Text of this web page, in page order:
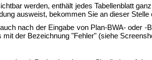
werden, enthält jedes Tabellenblatt
ausweist, bekommen Sie an dieser
nach der Eingabe von Plan-BWA- oder -
der Bezeichnung "Fehler" (siehe